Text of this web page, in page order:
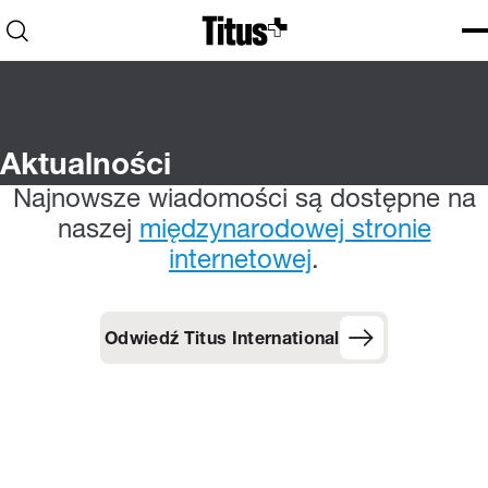
Home
Open search
Aktualności
Najnowsze wiadomości są dostępne na
naszej międzynarodowej stronie
internetowej.
Odwiedź Titus International